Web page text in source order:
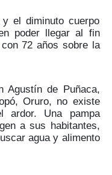
el diminuto cuerpo
poder llegar al fin
72 años sobre la
Agustín de Puñaca,
Oruro, no existe
ardor. Una pampa
a sus habitantes,
agua y alimento